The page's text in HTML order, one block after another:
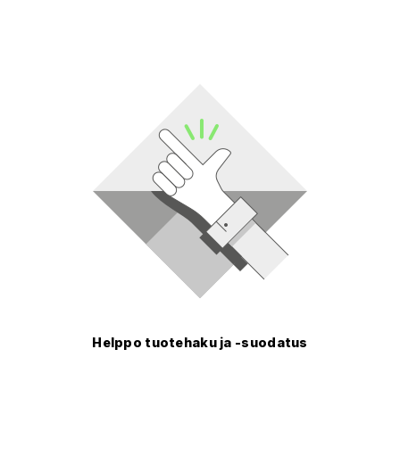
Helppo tuotehaku ja -suodatus